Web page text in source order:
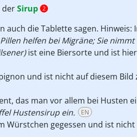
derSirup 2
auch die Tablette sagen.
helfen bei Migräne; Sie nimmt
ist eine Biersorte und ist
und ist nicht auf diesem Bild
das man vor allem bei Husten
Hustensirup ein. EN
Würstchen gegessen und ist